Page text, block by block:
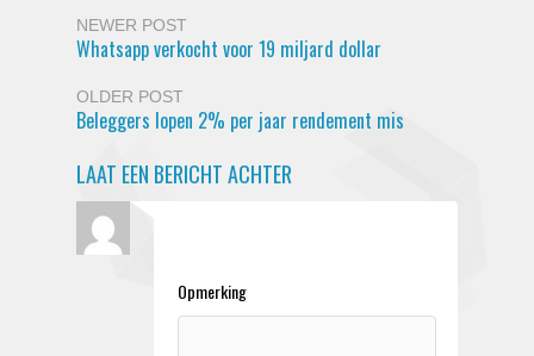
NEWER POST
Whatsapp verkocht voor 19 miljard dollar
OLDER POST
Beleggers lopen 2% per jaar rendement mis
LAAT EEN BERICHT ACHTER
Opmerking